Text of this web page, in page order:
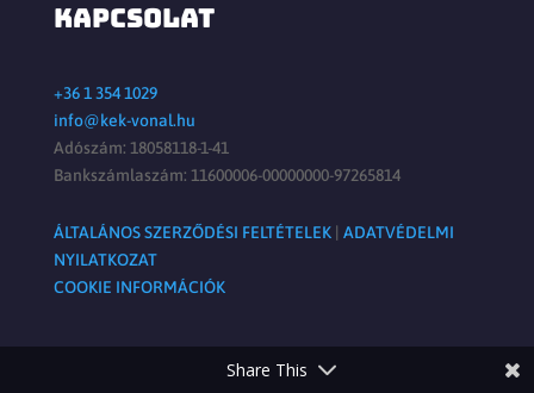
KAPCSOLAT
+36 1 354 1029
info@kek-vonal.hu
Adószám: 18058118-1-41
Bankszámlaszám: 11600006-00000000-97265814
ÁLTALÁNOS SZERZŐDÉSI FELTÉTELEK| ADATVÉDELMI
NYILATKOZAT
COOKIE INFORMÁCIÓK
Share This